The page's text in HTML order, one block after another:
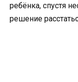
ребёнка, спустя
решение